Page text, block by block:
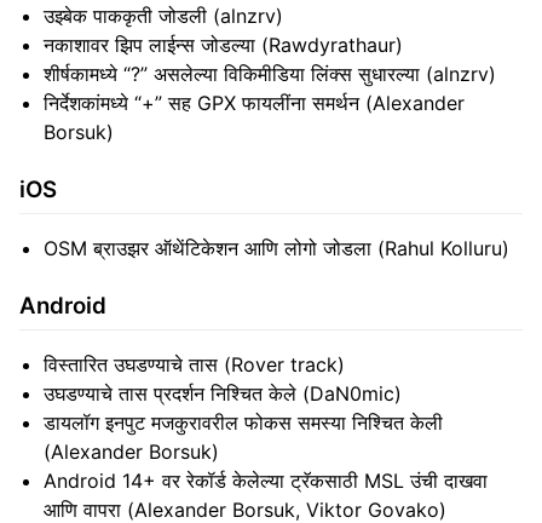
उझ्बेक पाककृती जोडली (alnzrv)
नकाशावर झिप लाईन्स जोडल्या (Rawdyrathaur)
शीर्षकामध्ये “?” असलेल्या विकिमीडिया लिंक्स सुधारल्या (alnzrv)
निर्देशकांमध्ये “+” सह GPX फायलींना समर्थन (Alexander
Borsuk)
iOS
OSM ब्राउझर ऑथेंटिकेशन आणि लोगो जोडला (Rahul Kolluru)
Android
विस्तारित उघडण्याचे तास (Rover track)
उघडण्याचे तास प्रदर्शन निश्चित केले (DaN0mic)
डायलॉग इनपुट मजकुरावरील फोकस समस्या निश्चित केली
(Alexander Borsuk)
Android 14+ वर रेकॉर्ड केलेल्या ट्रॅकसाठी MSL उंची दाखवा
आणि वापरा (Alexander Borsuk, Viktor Govako)